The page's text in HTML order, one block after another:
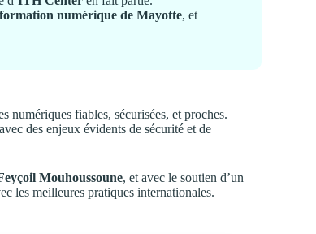
numérique de Mayotte, et
numériques fiables, sécurisées, et proches.
des enjeux évidents de sécurité et de
Mouhoussoune, et avec le soutien d’un
les meilleures pratiques internationales.